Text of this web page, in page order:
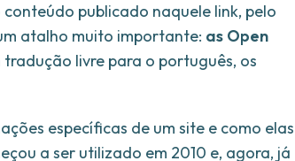
publicado naquele link, pelo
atalho muito importante: as Open
livre para o português, os
específicas de um site e como elas
a ser utilizado em 2010 e, agora, já